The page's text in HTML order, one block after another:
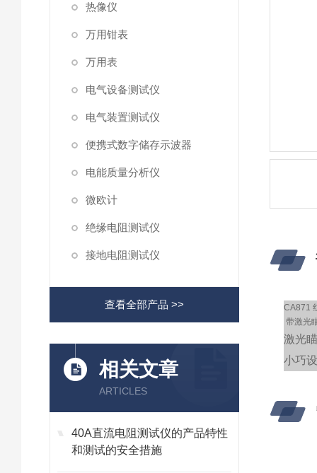
热像仪
万用钳表
万用表
电气设备测试仪
电气装置测试仪
便携式数字储存示波器
电能质量分析仪
微欧计
绝缘电阻测试仪
接地电阻测试仪
查看全部产品 >>
相关文章
ARTICLES
40A直流电阻测试仪的产品特性
和测试的安全措施
CA871
带激光
激光
小巧